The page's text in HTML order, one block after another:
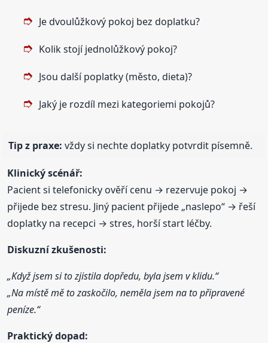
Je dvoulůžkový pokoj bez doplatku?
Kolik stojí jednolůžkový pokoj?
Jsou další poplatky (město, dieta)?
Jaký je rozdíl mezi kategoriemi pokojů?
Tip z praxe: vždy si nechte doplatky potvrdit písemně.
Klinický scénář:
Pacient si telefonicky ověří cenu → rezervuje pokoj →
přijede bez stresu. Jiný pacient přijede „naslepo“ → řeší
doplatky na recepci → stres, horší start léčby.
Diskuzní zkušenosti:
„Když jsem si to zjistila dopředu, byla jsem v klidu.“
„Na místě mě to zaskočilo, neměla jsem na to připravené
peníze.“
Praktický dopad: